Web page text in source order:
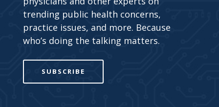
trending public health concerns,
practice issues, and more. Because
who’s doing the talking matters.
SUBSCRIBE